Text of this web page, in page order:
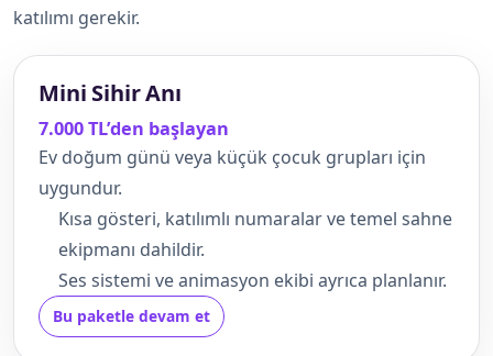
katılımı gerekir.
Mini Sihir Anı
7.000 TL’den başlayan
Ev doğum günü veya küçük çocuk grupları için
uygundur.
Kısa gösteri, katılımlı numaralar ve temel sahne
ekipmanı dahildir.
Ses sistemi ve animasyon ekibi ayrıca planlanır.
Bu paketle devam et